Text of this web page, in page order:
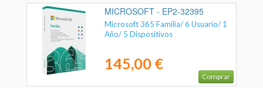
MICROSOFT - EP2-32395
Microsoft 365 Familia/ 6 Usuario/ 1
Año/ 5 Dispositivos
145,00 €
Comprar